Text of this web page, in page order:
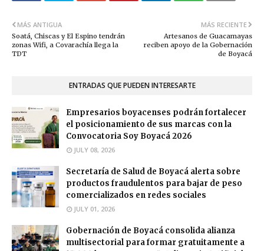
MÁS RECIENTE
Artesanos de Guacamayas
reciben apoyo de la Gobernación
de Boyacá
MÁS ANTIGUA
Soatá, Chiscas y El Espino tendrán
zonas Wifi, a Covarachía llega la
TDT
ENTRADAS QUE PUEDEN INTERESARTE
Empresarios boyacenses podrán fortalecer
el posicionamiento de sus marcas con la
Convocatoria Soy Boyacá 2026
JULY 08, 2026
Secretaría de Salud de Boyacá alerta sobre
productos fraudulentos para bajar de peso
comercializados en redes sociales
JULY 01, 2026
Gobernación de Boyacá consolida alianza
multisectorial para formar gratuitamente a